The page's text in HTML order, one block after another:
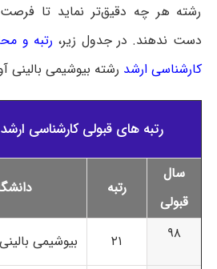
رشته هر چه دقیق‌تر نماید تا
دست ندهند. در جدول زیر، رتبه و
کارشناسی ارشد رشته بیوشیمی
رتبه های قبولی کارشناسی
سال
قبولی
رتبه
۹۸ ۲۱ بیوشیمی